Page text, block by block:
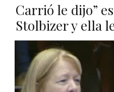
Carrió le dijo”
Stolbizer y ella